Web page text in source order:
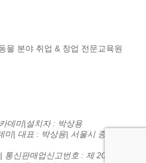
데미|설치자 : 박상용
미| 대표 : 박상용| 서울시 종로구 종로
| 통신판매업신고번호 : 제 2016-서울